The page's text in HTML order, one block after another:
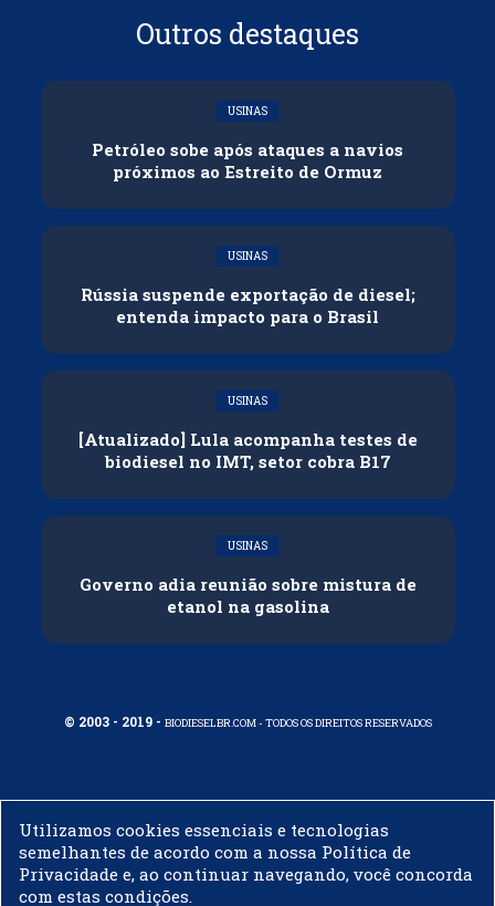
Outros destaques
USINAS
Petróleo sobe após ataques a navios
próximos ao Estreito de Ormuz
USINAS
Rússia suspende exportação de diesel;
entenda impacto para o Brasil
USINAS
[Atualizado] Lula acompanha testes de
biodiesel no IMT, setor cobra B17
USINAS
Governo adia reunião sobre mistura de
etanol na gasolina
© 2003 - 2019 - BIODIESELBR.COM - TODOS OS DIREITOS RESERVADOS
Utilizamos cookies essenciais e tecnologias
semelhantes de acordo com a nossa Política de
Privacidade e, ao continuar navegando, você concorda
com estas condições.